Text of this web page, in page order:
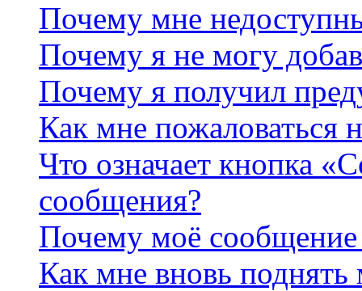
Почему мне
Почему я не могу
Почему я получил
Как мне пожаловаться
Что означает кнопка
сообщения?
Почему моё сообщение
Как мне вновь